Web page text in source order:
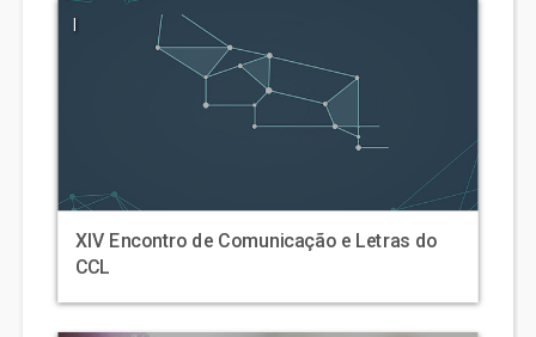
|
XIV Encontro de Comunicação e Letras do
CCL